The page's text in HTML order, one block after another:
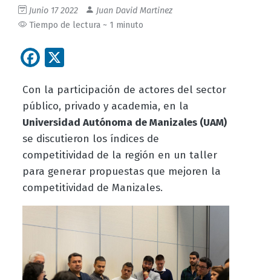
Junio 17 2022
Juan David Martinez
Tiempo de lectura ~ 1 minuto
Facebook
Con la participación de actores del sector
público, privado y academia, en la
Universidad Autónoma de Manizales (UAM)
se discutieron los índices de
competitividad de la región en un taller
para generar propuestas que mejoren la
competitividad de Manizales.